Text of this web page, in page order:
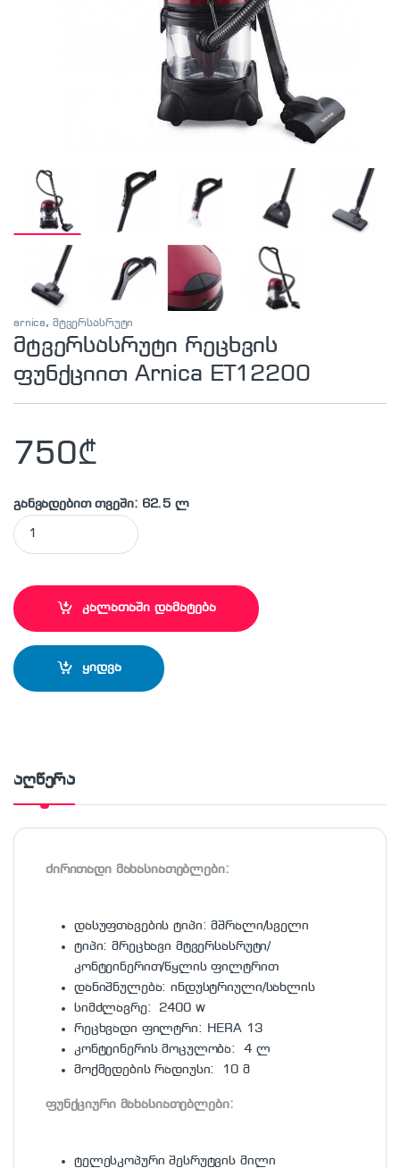
arnica, მტვერსასრუტი
მტვერსასრუტი რეცხვის
ფუნქციით Arnica ET12200
750₾
განვადებით თვეში: 62.5 ლ
მტვერსასრუტი რეცხვის ფუნქციით Arnica ET12200 quantity
კალათაში დამატება
ყიდვა
აღწერა
ძირითადი მახასიათებლები:
დასუფთავების ტიპი: მშრალი/სველი
ტიპი: მრეცხავი მტვერსასრუტი/
კონტეინერით/წყლის ფილტრით
დანიშნულება: ინდუსტრიული/სახლის
სიმძლავრე: 2400 w
რეცხვადი ფილტრი: HERA 13
კონტეინერის მოცულობა: 4 ლ
მოქმედების რადიუსი: 10 მ
ფუნქციური მახასიათებლები:
ტელესკოპური შესრუტვის მილი